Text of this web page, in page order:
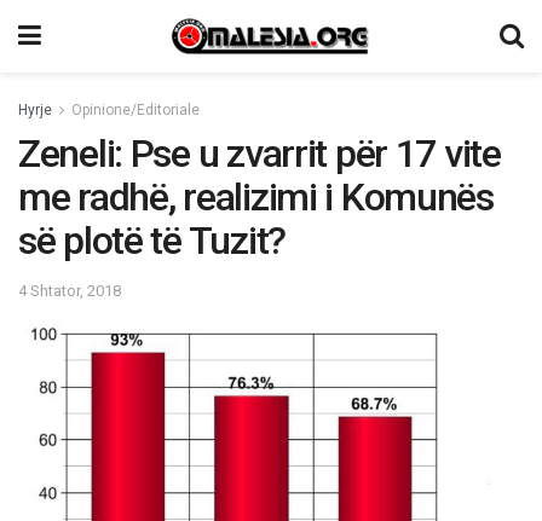
Hyrje Opinione/Editoriale
Zeneli: Pse u zvarrit për 17 vite
me radhë, realizimi i Komunës
së plotë të Tuzit?
4 Shtator, 2018